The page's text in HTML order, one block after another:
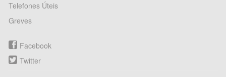
Telefones Úteis
Greves
Facebook
Twitter